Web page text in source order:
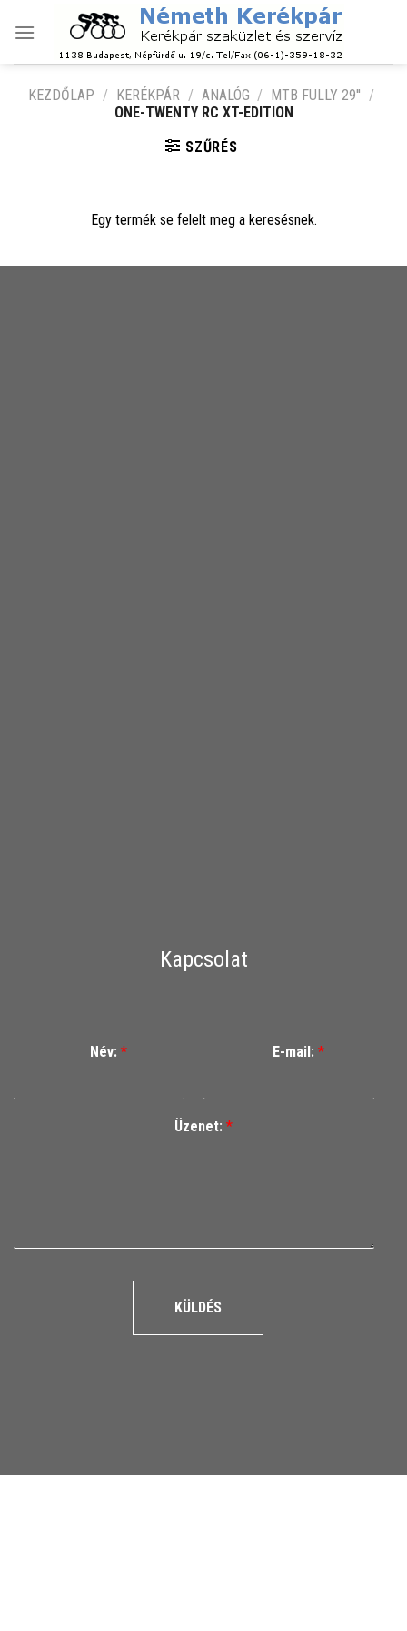
KEZDŐLAP / KERÉKPÁR / ANALÓG / MTB FULLY 29'' /
ONE-TWENTY RC XT-EDITION
SZŰRÉS
Egy termék se felelt meg a keresésnek.
Kapcsolat
Név: * E-mail: *
Üzenet: *
KÜLDÉS